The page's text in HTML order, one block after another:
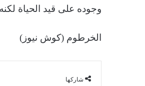
وجوده على قيد الحياة
الخرطوم (كوش نيوز)
شاركها